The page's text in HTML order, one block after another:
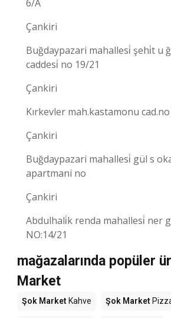
6/A
Çankiri
Buğdaypazari mahallesi̇ şehi̇t u
caddesi̇ no 19/21
Çankiri
Kırkevler mah.kastamonu
Çankiri
Buğdaypazari mahallesi̇ gül s
apartmani no
Çankiri
Abdulhali̇k renda mahallesi̇ ner
NO:14/21
mağazalarında popüler
Market
Şok Market Kahve Şok Market